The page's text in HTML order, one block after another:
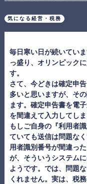
気になる経営・税務
毎日寒い日が続いてい
っ盛り、オリンピック
す。
さて、今どきは確定申
多いと思いますが、そ
ます。確定申告書を電
を間違えて入力してし
もしご自身の『利用者
ていても送信は問題な
用者識別番号が間違っ
が、そういうシステム
ようです。では、問題
くれません。実は、税